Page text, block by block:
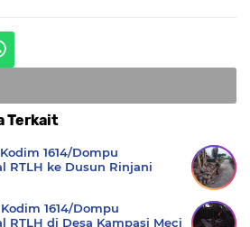
Terkait
1614/Dompu
RTLH ke Dusun Rinjani
1614/Dompu
RTLH di Desa Kampasi Meci